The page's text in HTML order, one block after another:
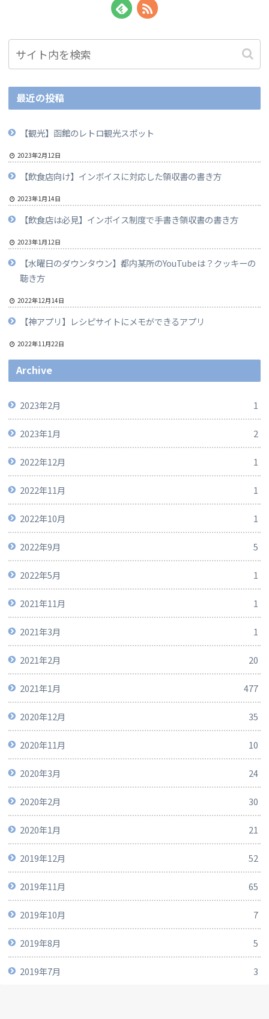
最近の投稿
【観光】函館のレトロ観光スポット
2023年2月12日
【飲食店向け】インボイスに対応した領収書の書き方
2023年1月14日
【飲食店は必見】インボイス制度で手書き領収書の書き方
2023年1月12日
【水曜日のダウンタウン】都内某所のYouTubeは？クッキーの
聴き方
2022年12月14日
【神アプリ】レシピサイトにメモができるアプリ
2022年11月22日
Archive
2023年2月 1
2023年1月 2
2022年12月 1
2022年11月 1
2022年10月 1
2022年9月 5
2022年5月 1
2021年11月 1
2021年3月 1
2021年2月 20
2021年1月 477
2020年12月 35
2020年11月 10
2020年3月 24
2020年2月 30
2020年1月 21
2019年12月 52
2019年11月 65
2019年10月 7
2019年8月 5
2019年7月 3